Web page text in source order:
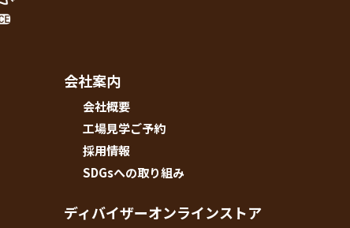
会社案内
会社概要
工場見学ご予約
採用情報
SDGsへの取り組み
ディバイザーオンラインストア